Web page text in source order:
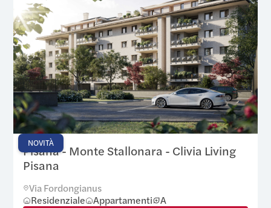
NOVITÀ
Pisana - Monte Stallonara - Clivia Living
Pisana
Via Fordongianus
Residenziale
Appartamenti
A